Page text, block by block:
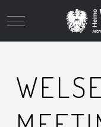
Mobile Menu Toggle